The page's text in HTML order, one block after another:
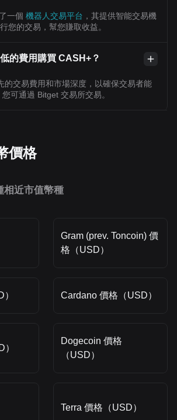
一個 機器人交易平台 ，其提供智能交易機
您的交易，幫您賺取收益。
的費用購買 CASH+？
的交易費用和市場深度，以確保交易者能
可通過 Bitget 交易所交易。
價格
相近市值幣種
Gram (prev. Toncoin) 價
格（USD）
Cardano 價格（USD）
Dogecoin 價格
（USD）
Terra 價格（USD）